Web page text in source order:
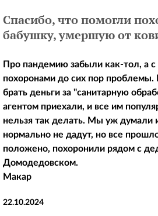
Спасибо, что помогли
бабушку, умершую от
Про пандемию забыли как-тол, а
похоронами до сих пор проблемы.
брать деньги за "санитарную
агентом приехали, и все им
нельзя так делать. Мы уж думали
нормально не дадут, но все
положено, похоронили рядом с
Домодедовском.
Макар
22.10.2024